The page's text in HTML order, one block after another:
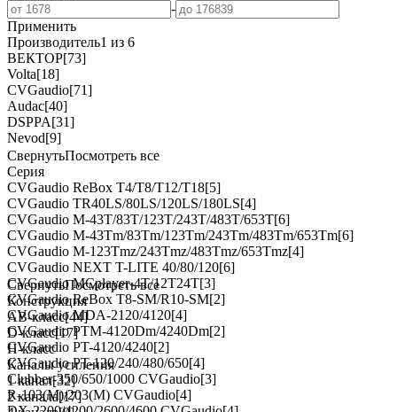
-
Применить
Производитель1 из 6
ВЕКТОР[73]
Volta[18]
CVGaudio[71]
Audac[40]
DSPPA[31]
Nevod[9]
СвернутьПосмотреть все
Серия
CVGaudio ReBox T4/T8/T12/T18[5]
CVGaudio TR40LS/80LS/120LS/180LS[4]
CVGaudio M-43T/83T/123T/243T/483T/653T[6]
CVGaudio M-43Tm/83Tm/123Tm/243Tm/483Tm/653Tm[6]
CVGaudio M-123Tmz/243Tmz/483Tmz/653Tmz[4]
CVGaudio NEXT T-LITE 40/80/120[6]
CVGaudio MCplayer-4T/12T24T[3]
CVGaudio ReBox T8-SM/R10-SM[2]
CVGaudio MDA-2120/4120[4]
CVGaudio PTM-4120Dm/4240Dm[2]
CVGaudio PT-4120/4240[2]
CVGaudio PT-120/240/480/650[4]
Clubber-350/650/1000 CVGaudio[3]
R-103(M)/203(M) CVGaudio[4]
СвернутьПосмотреть все
Конструкция
АВ-класс[44]
D-класс[17]
H-класс
Каналы усиления
1 канал[32]
2 канала[17]